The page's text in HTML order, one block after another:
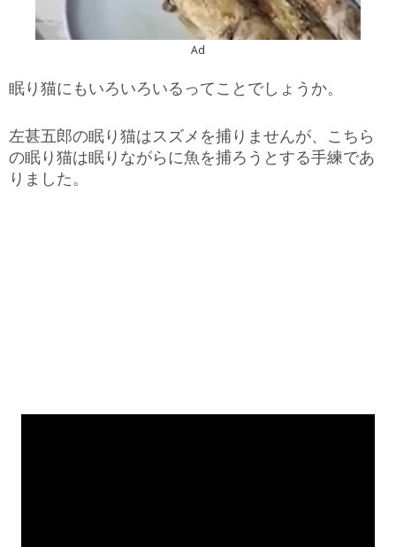
Ad
眠り猫にもいろいろいるってことでしょうか。
左甚五郎の眠り猫はスズメを捕りませんが、こちら
の眠り猫は眠りながらに魚を捕ろうとする手練であ
りました。